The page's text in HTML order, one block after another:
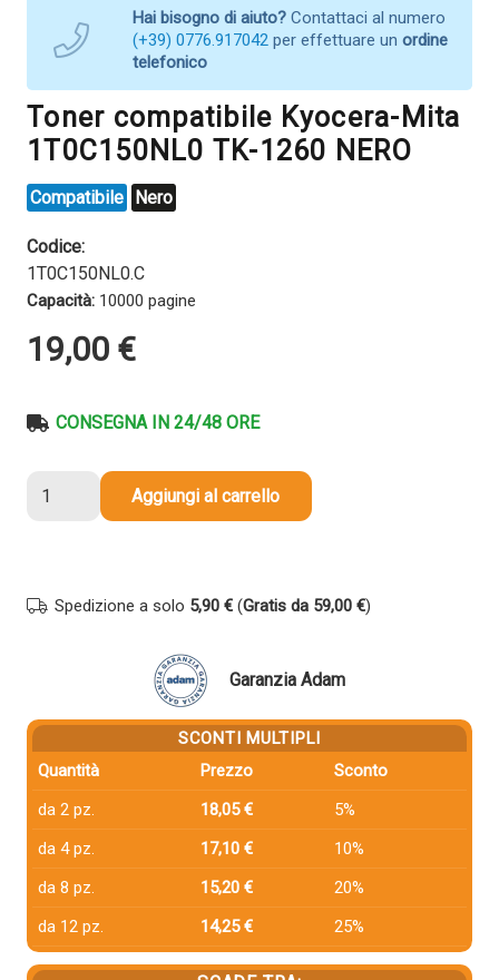
Hai bisogno di aiuto? Contattaci al numero
(+39) 0776.917042 per effettuare un ordine
telefonico
Toner compatibile Kyocera-Mita
1T0C150NL0 TK-1260 NERO
Compatibile Nero
Codice:
1T0C150NL0.C
Capacità: 10000 pagine
19,00 €
CONSEGNA IN 24/48 ORE
compatibile
TK-
Aggiungi al carrello
Spedizione a solo 5,90 € (Gratis da 59,00 €)
Garanzia Adam
SCONTI MULTIPLI
Quantità
Prezzo
Sconto
da 2 pz.
18,05 €
5%
da 4 pz.
17,10 €
10%
da 8 pz.
15,20 €
20%
da 12 pz.
14,25 € 25%